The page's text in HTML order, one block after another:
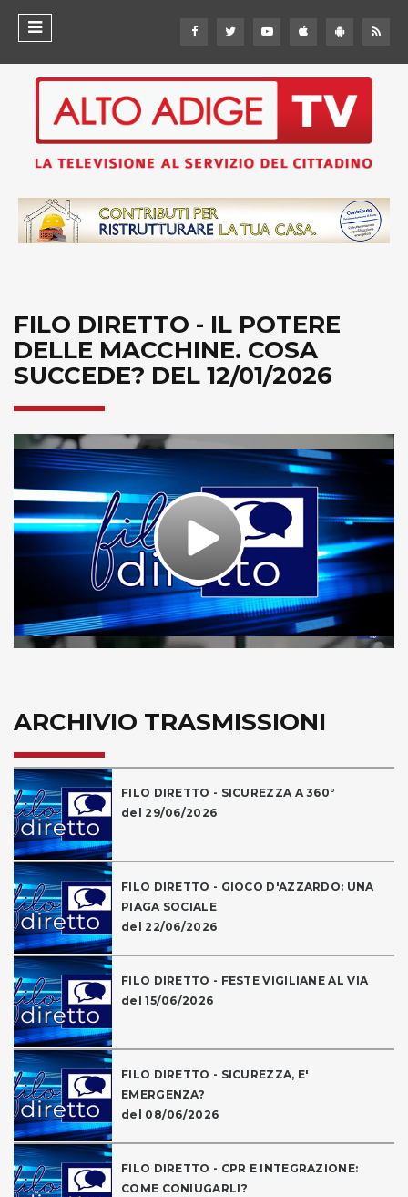
FILO DIRETTO - IL POTERE
DELLE MACCHINE. COSA
SUCCEDE? DEL 12/01/2026
Play
ARCHIVIO TRASMISSIONI
FILO DIRETTO - SICUREZZA A 360°
del 29/06/2026
FILO DIRETTO - GIOCO D'AZZARDO: UNA
PIAGA SOCIALE
del 22/06/2026
FILO DIRETTO - FESTE VIGILIANE AL VIA
del 15/06/2026
FILO DIRETTO - SICUREZZA, E'
EMERGENZA?
del 08/06/2026
FILO DIRETTO - CPR E INTEGRAZIONE:
COME CONIUGARLI?